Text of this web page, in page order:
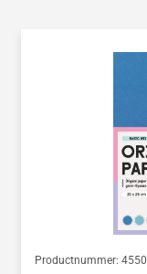
Productnummer: